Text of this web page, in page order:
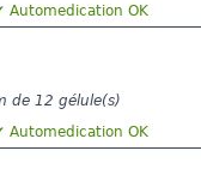
Automedication OK
de 12 gélule(s)
Automedication OK